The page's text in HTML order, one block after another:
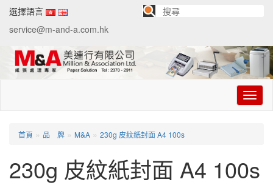
選擇語言
service@m-and-a.com.hk
切
换
首頁 » 品 牌 » M&A » 230g 皮紋紙封面 A4 100s
230g 皮紋紙封面 A4 100s